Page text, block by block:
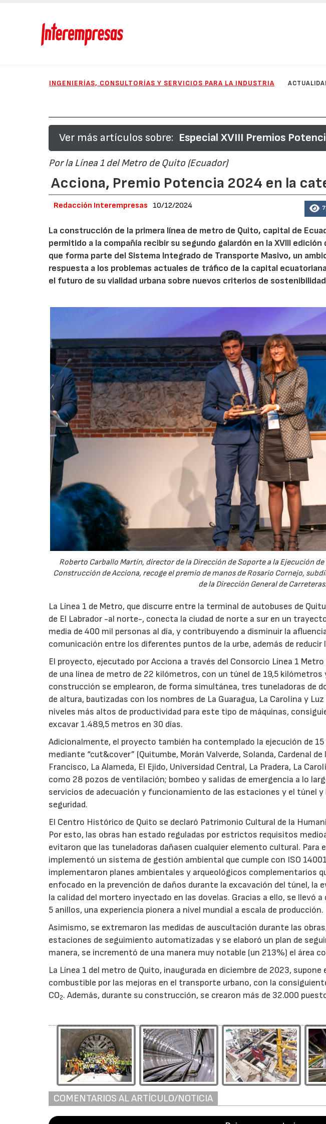
INGENIERÍAS, CONSULTORÍAS Y SERVICIOS PARA LA INDUSTRIA
Ver más artículos sobre: Especial XVIII Premios
Por la Línea 1 del Metro de Quito (Ecuador)
Acciona, Premio Potencia 2024 en la
Redacción Interempresas 10/12/2024
La construcción de la primera línea de metro de Quito, capital de
permitido a la compañía recibir su segundo galardón en la XVIII
que forma parte del Sistema Integrado de Transporte Masivo, un
respuesta a los problemas actuales de tráfico de la capital
el futuro de su vialidad urbana sobre nuevos criterios de
Roberto Carballo Martín, director de la Dirección de Soporte a la Ejecución
Construcción de Acciona, recoge el premio de manos de Rosario Cornejo,
de la Dirección General de Carreteras.
La Línea 1 de Metro, que discurre entre la terminal de autobuses de
de El Labrador -al norte-, conecta la ciudad de norte a sur en un
media de 400 mil personas al día, y contribuyendo a disminuir la
comunicación entre los diferentes puntos de la urbe, además de
El proyecto, ejecutado por Acciona a través del Consorcio Línea 1
de una línea de metro de 22 kilómetros, con un túnel de 19,5
construcción se emplearon, de forma simultánea, tres tuneladoras de
de altura, bautizadas con los nombres de La Guaragua, La Carolina y
niveles más altos de productividad para este tipo de máquinas,
excavar 1.489,5 metros en 30 días.
Adicionalmente, el proyecto también ha contemplado la ejecución de
mediante “cut&cover” (Quitumbe, Morán Valverde, Solanda, Cardenal de
Francisco, La Alameda, El Ejido, Universidad Central, La Pradera, La
como 28 pozos de ventilación; bombeo y salidas de emergencia a lo
servicios de adecuación y funcionamiento de las estaciones y el túnel
seguridad.
El Centro Histórico de Quito se declaró Patrimonio Cultural de la
Por esto, las obras han estado reguladas por estrictos requisitos
evitaron que las tuneladoras dañasen cualquier elemento cultural.
implementó un sistema de gestión ambiental que cumple con ISO
implementaron planes ambientales y arqueológicos complementarios
enfocado en la prevención de daños durante la excavación del túnel, la
la calidad del mortero inyectado en las dovelas. Gracias a ello, se llevó
5 anillos, una experiencia pionera a nivel mundial a escala de producción.
Asimismo, se extremaron las medidas de auscultación durante las
estaciones de seguimiento automatizadas y se elaboró un plan de
manera, se incrementó de una manera muy notable (un 213%) el área
La Línea 1 del metro de Quito, inaugurada en diciembre de 2023,
combustible por las mejoras en el transporte urbano, con la
CO2. Además, durante su construcción, se crearon más de 32.000
COMENTARIOS AL ARTÍCULO/NOTICIA